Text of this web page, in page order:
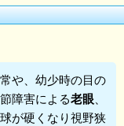
や、幼少時の目の
障害による老眼
が硬くなり視野狭